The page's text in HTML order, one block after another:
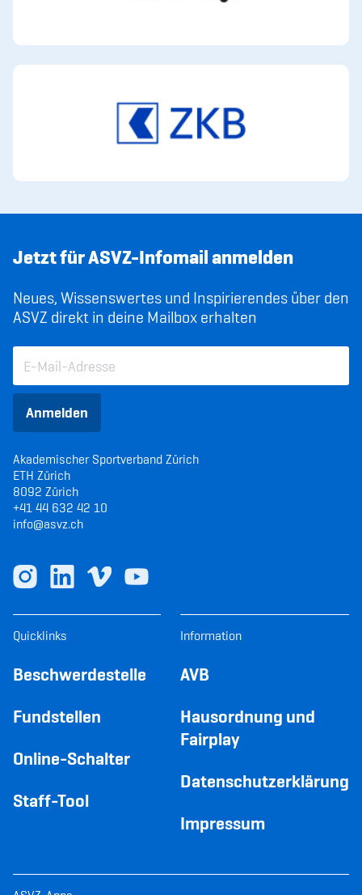
Jetzt für ASVZ-Infomail anmelden
Neues, Wissenswertes und Inspirierendes über den
ASVZ direkt in deine Mailbox erhalten
Anmelden
Akademischer Sportverband Zürich
ETH Zürich
8092 Zürich
+41 44 632 42 10
info@asvz.ch
Quicklinks
Beschwerdestelle
Fundstellen
Online-Schalter
Staff-Tool
Information
AVB
Hausordnung und
Fairplay
Datenschutzerklärung
Impressum